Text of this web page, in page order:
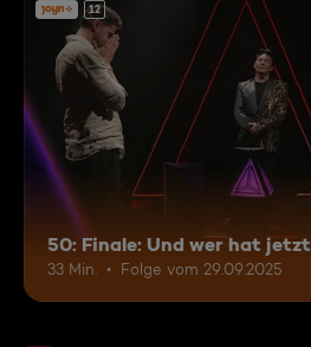
12
50: Finale: Und wer hat
33 Min. Folge vom 29.09.2025